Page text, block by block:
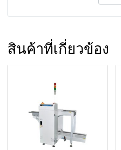
สินค้าที่เกี่ยวข้อง